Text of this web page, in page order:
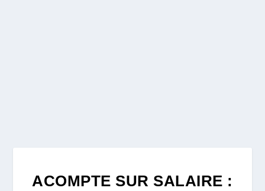
ACOMPTE SUR SALAIRE :